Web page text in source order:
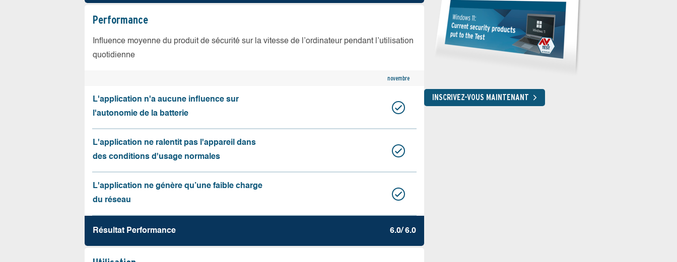
Performance
Influence moyenne du produit de sécurité sur la vitesse de l’ordinateur pendant l’utilisation
quotidienne
novembre
L'application n'a aucune influence sur
l'autonomie de la batterie
L'application ne ralentit pas l'appareil dans
des conditions d'usage normales
L'application ne génère qu’une faible charge
du réseau
Résultat Performance 6.0/ 6.0
INSCRIVEZ-VOUS MAINTENANT